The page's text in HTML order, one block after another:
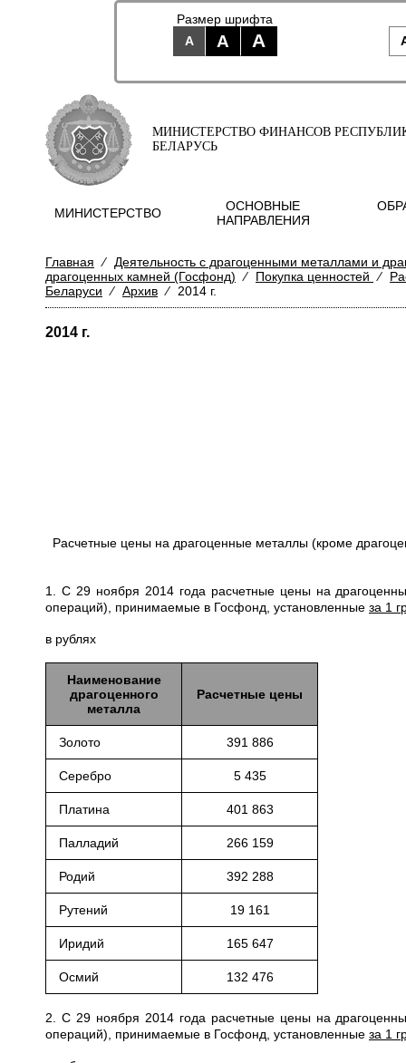
Размер шрифта
A
A A
МИНИСТЕРСТВО ФИНАНСОВ
БЕЛАРУСЬ
МИНИСТЕРСТВО
ОСНОВНЫЕ
НАПРАВЛЕНИЯ
Главная ⁄
Деятельность с драгоценными металлами и
драгоценных камней (Госфонд)
⁄ Покупка ценностей ⁄
Беларуси
⁄ Архив ⁄ 2014 г.
2014 г.
Расчетные цены на драгоценные металлы (кроме
1. С 29 ноября 2014 года расчетные цены на
операций), принимаемые в Госфонд, установленные за 1
в рублях
Наименование
драгоценного
металла
Расчетные цены
Золото 391 886
Серебро 5 435
Платина 401 863
Палладий 266 159
Родий 392 288
Рутений 19 161
Иридий 165 647
Осмий 132 476
2. С 29 ноября 2014 года расчетные цены на
операций), принимаемые в Госфонд, установленные за 1